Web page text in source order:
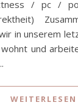
in unserem
und
WEITERLESEN